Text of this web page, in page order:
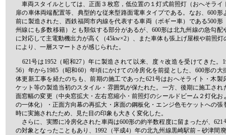
車両スタイルとしては、正面３枚窓，低位置の１灯式前照灯（おへそライ
扉の車体両端配置等、典型的な従来型路面電車タイプである。なお、600形
前に製造された、西鉄福岡市内線を代表する車両（ボギー車）である500形
州線にも多数移籍）とも類似する部分があるが、600形は北九州線の急勾配
に対応して主電動機出力が高く（45kw×2）、また車体も張上げ屋根や前照灯
により、一層スマートさが感じられた。
621号は1952（昭和27）年に製造されて以来、度々改造を受けてきた。
56）年から1985（昭和60）年頃にかけての冷房化を前提とした、600形の大
体更新工事を経たのちも、前期の施工であった621号はおへそライト・木製
ケット等の製造当初のスタイル・雰囲気が保たれた。一方、後期に施工され
面窓幅の変更（中央窓拡大・左右窓縮小・前照灯のシールドビーム２灯化お
の一体化）・正面方向幕の再拡大・床面の鋼板化・エンジ色モケットへの張
時に実施されたため、見た目の印象も大きく変化した。
さらに、実際に冷房化された車両は600形の約半数程度に留まったが、621
の対象となったこともあり、1992（平成4）年の北九州線黒崎駅前－砂津間